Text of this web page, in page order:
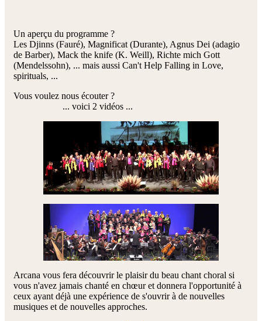
Un aperçu du programme ?
Les Djinns (Fauré), Magnificat (Durante), Agnus Dei (adagio
de Barber), Mack the knife (K. Weill), Richte mich Gott
(Mendelssohn), ... mais aussi Can't Help Falling in Love,
spirituals, ...
Vous voulez nous écouter ?
... voici 2 vidéos ...
Arcana vous fera découvrir le plaisir du beau chant choral si
vous n'avez jamais chanté en chœur et donnera l'opportunité à
ceux ayant déjà une expérience de s'ouvrir à de nouvelles
musiques et de nouvelles approches.